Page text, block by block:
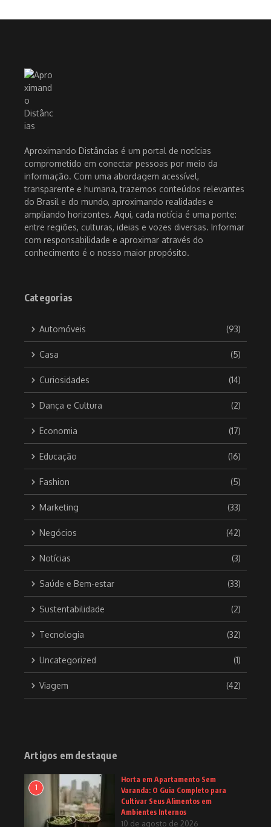
Aproximando Distâncias é um portal de notícias
comprometido em conectar pessoas por meio da
informação. Com uma abordagem acessível,
transparente e humana, trazemos conteúdos relevantes
do Brasil e do mundo, aproximando realidades e
ampliando horizontes. Aqui, cada notícia é uma ponte:
entre regiões, culturas, ideias e vozes diversas. Informar
com responsabilidade e aproximar através do
conhecimento é o nosso maior propósito.
Categorias
Automóveis (93)
Casa (5)
Curiosidades (14)
Dança e Cultura (2)
Economia (17)
Educação (16)
Fashion (5)
Marketing (33)
Negócios (42)
Notícias (3)
Saúde e Bem-estar (33)
Sustentabilidade (2)
Tecnologia (32)
Uncategorized (1)
Viagem (42)
Artigos em destaque
1
Horta em Apartamento Sem
Varanda: O Guia Completo para
Cultivar Seus Alimentos em
Ambientes Internos
10 de agosto de 2026